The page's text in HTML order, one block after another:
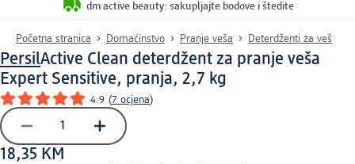
dm active beauty: sakupljajte bodove i štedite
Početna stranica Domaćinstvo Pranje veša Deterdženti za veš
PersilActive Clean deterdžent za pranje veša
Expert Sensitive, pranja, 2,7 kg
4.9 (7 ocjena)
18,35 KM